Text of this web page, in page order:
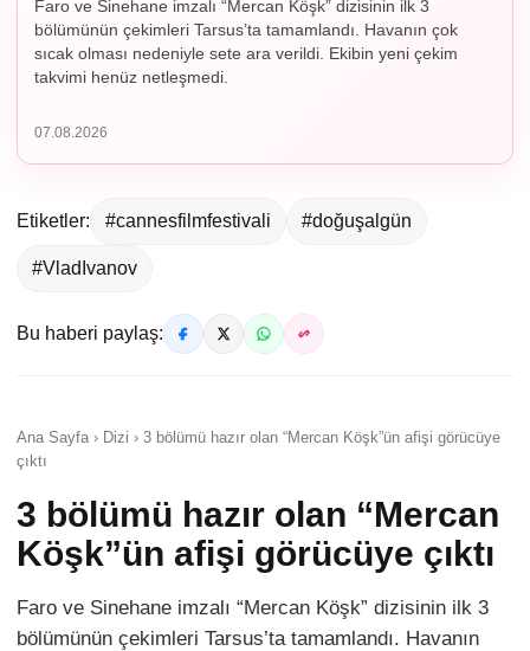
Faro ve Sinehane imzalı “Mercan Köşk” dizisinin ilk 3
bölümünün çekimleri Tarsus’ta tamamlandı. Havanın çok
sıcak olması nedeniyle sete ara verildi. Ekibin yeni çekim
takvimi henüz netleşmedi.
07.08.2026
Etiketler: #cannesfilmfestivali #doğuşalgün
#VladIvanov
Bu haberi paylaş:
Ana Sayfa › Dizi › 3 bölümü hazır olan “Mercan Köşk”ün afişi görücüye
çıktı
3 bölümü hazır olan “Mercan
Köşk”ün afişi görücüye çıktı
Faro ve Sinehane imzalı “Mercan Köşk” dizisinin ilk 3
bölümünün çekimleri Tarsus’ta tamamlandı. Havanın